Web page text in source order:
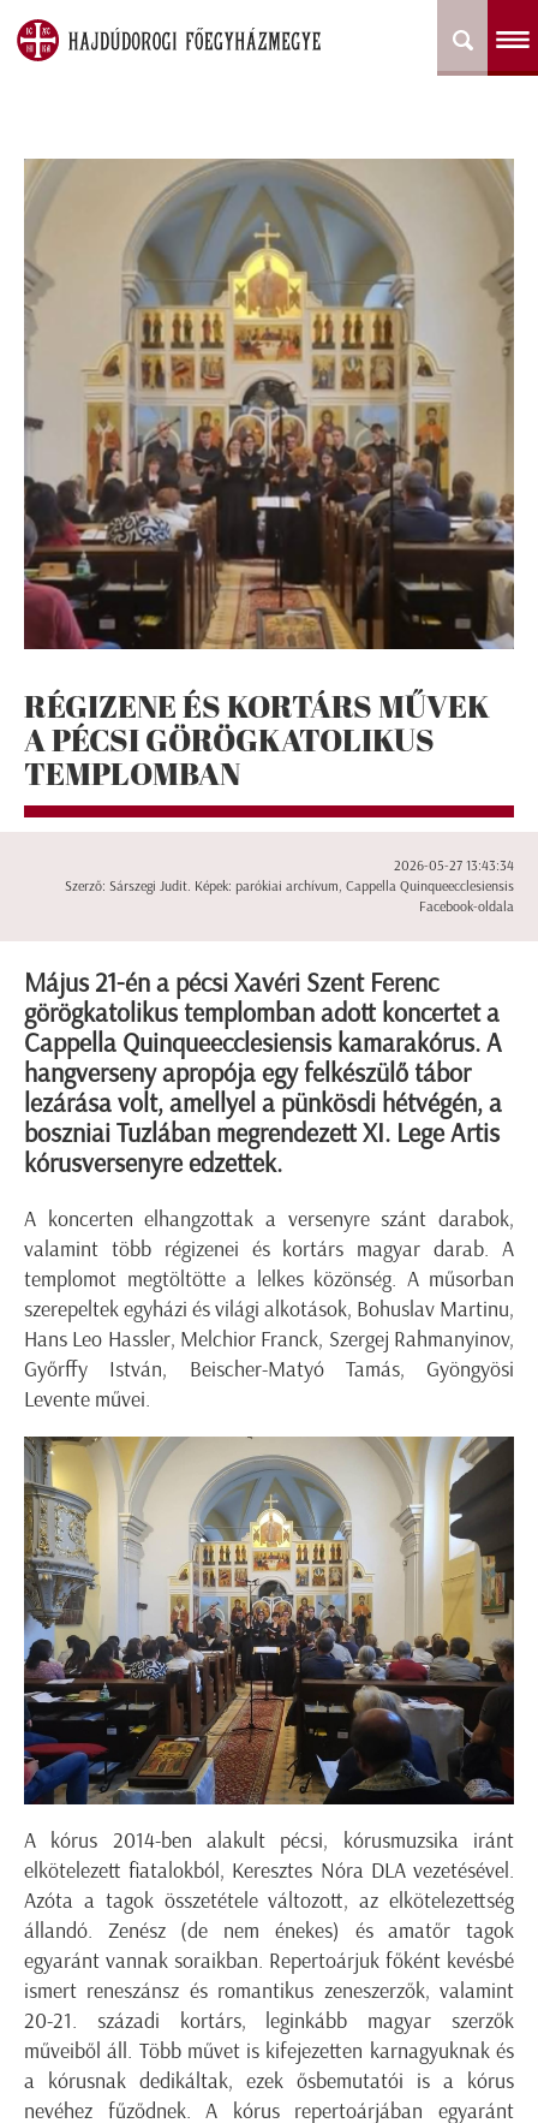
RÉGIZENE ÉS KORTÁRS MŰVEK
A PÉCSI GÖRÖGKATOLIKUS
TEMPLOMBAN
2026-05-27 13:43:34
Szerző: Sárszegi Judit. Képek: parókiai archívum, Cappella Quinqueecclesiensis
Facebook-oldala
Május 21-én a pécsi Xavéri Szent Ferenc
görögkatolikus templomban adott koncertet a
Cappella Quinqueecclesiensis kamarakórus. A
hangverseny apropója egy felkészülő tábor
lezárása volt, amellyel a pünkösdi hétvégén, a
boszniai Tuzlában megrendezett XI. Lege Artis
kórusversenyre edzettek.
A koncerten elhangzottak a versenyre szánt darabok,
valamint több régizenei és kortárs magyar darab. A
templomot megtöltötte a lelkes közönség. A műsorban
szerepeltek egyházi és világi alkotások, Bohuslav Martinu,
Hans Leo Hassler, Melchior Franck, Szergej Rahmanyinov,
Győrffy István, Beischer-Matyó Tamás, Gyöngyösi
Levente művei.
A kórus 2014-ben alakult pécsi, kórusmuzsika iránt
elkötelezett fiatalokból, Keresztes Nóra DLA vezetésével.
Azóta a tagok összetétele változott, az elkötelezettség
állandó. Zenész (de nem énekes) és amatőr tagok
egyaránt vannak soraikban. Repertoárjuk főként kevésbé
ismert reneszánsz és romantikus zeneszerzők, valamint
20-21. századi kortárs, leginkább magyar szerzők
műveiből áll. Több művet is kifejezetten karnagyuknak és
a kórusnak dedikáltak, ezek ősbemutatói is a kórus
nevéhez fűződnek. A kórus repertoárjában egyaránt